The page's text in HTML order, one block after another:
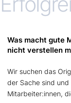
Was macht gute
nicht verstellen
Wir suchen das
der Sache sind und
Mitarbeiter:innen,